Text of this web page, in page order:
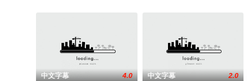
中文字幕 4.0 中文字幕 2.0